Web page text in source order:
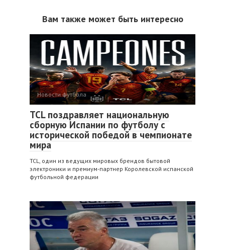
Вам также может быть интересно
Новости футбола
TCL поздравляет национальную
сборную Испании по футболу с
исторической победой в чемпионате
мира
TCL, один из ведущих мировых брендов бытовой
электроники и премиум-партнер Королевской испанской
футбольной федерации